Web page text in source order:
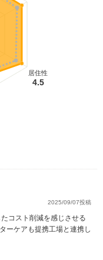
居住性
4.5
2025/09/07投稿
コスト削減を感じさせる
ーケアも提携工場と連携し